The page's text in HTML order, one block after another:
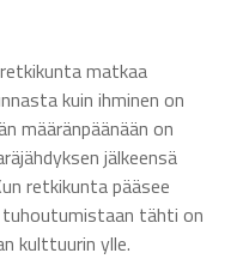
matkaa
kuin ihminen on
määränpäänään on
jälkeensä
retkikunta pääsee
tuhoutumistaan tähti on
kulttuurin ylle.